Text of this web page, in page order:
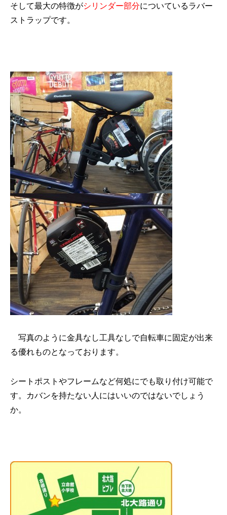
そして最大の特徴がシリンダー部分についているラバー
ストラップです。
写真のように金具なし工具なしで自転車に固定が出来
る優れものとなっております。
シートポストやフレームなど何処にでも取り付け可能で
す。カバンを持たない人にはいいのではないでしょう
か。